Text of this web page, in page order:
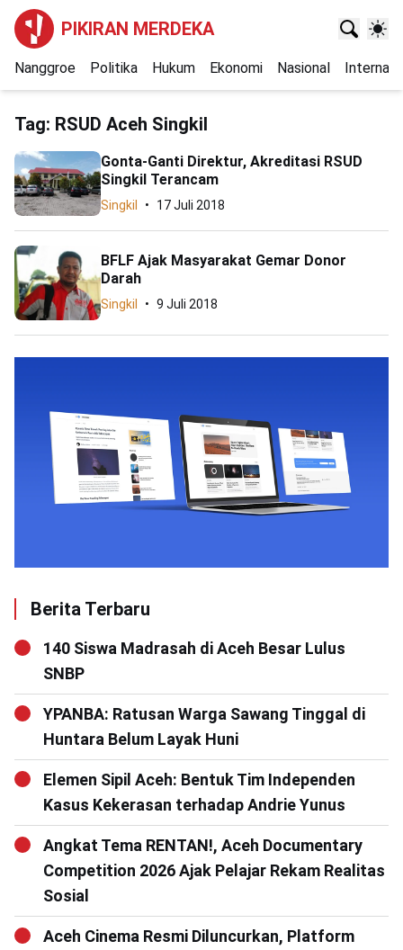
PIKIRAN MERDEKA
Nanggroe Politika Hukum Ekonomi Nasional
Tag: RSUD Aceh Singkil
Gonta-Ganti Direktur, Akreditasi RSUD
Singkil Terancam
Singkil 17 Juli 2018
BFLF Ajak Masyarakat Gemar Donor
Darah
Singkil 9 Juli 2018
Berita Terbaru
140 Siswa Madrasah di Aceh Besar Lulus
SNBP
YPANBA: Ratusan Warga Sawang Tinggal di
Huntara Belum Layak Huni
Elemen Sipil Aceh: Bentuk Tim Independen
Kasus Kekerasan terhadap Andrie Yunus
Angkat Tema RENTAN!, Aceh Documentary
Competition 2026 Ajak Pelajar Rekam Realitas
Sosial
Aceh Cinema Resmi Diluncurkan, Platform